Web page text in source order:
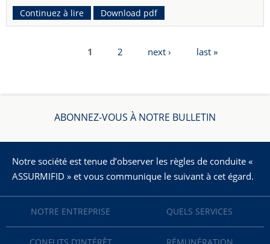
Continuez à lire Download pdf
1 2 next › last »
ABONNEZ-VOUS À NOTRE BULLETIN
Notre société est tenue d’observer les règles de conduite «
ASSURMIFID » et vous communique le suivant à cet égard.
NOTRE ENTREPRISE QUELS SERVICES